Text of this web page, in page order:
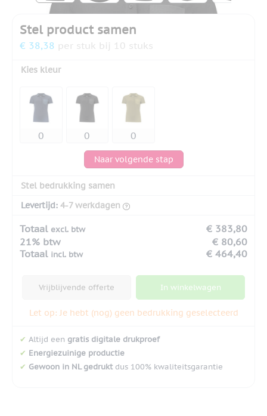
Stel product samen
€ 38,38 per stuk bij 10 stuks
Kies kleur
Naar volgende stap
Stel bedrukking samen
Levertijd: 4-7 werkdagen
Totaal excl. btw
€ 383,80
21% btw
€ 80,60
Totaal incl. btw € 464,40
Vrijblijvende offerte In winkelwagen
Let op: Je hebt (nog) geen bedrukking geselecteerd
✔ Altijd een gratis digitale drukproef
✔ Energiezuinige productie
✔ Gewoon in NL gedruktdus 100% kwaliteitsgarantie